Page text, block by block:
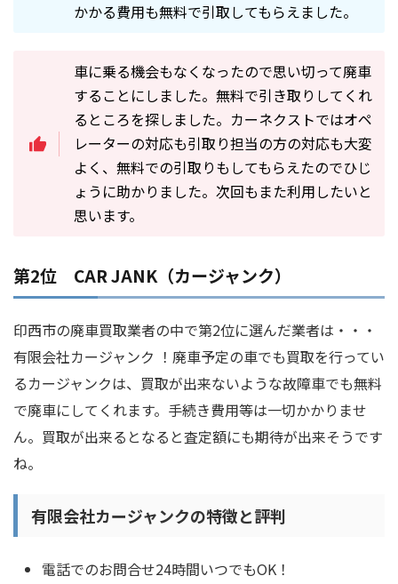
かかる費用も無料で引取してもらえました。
車に乗る機会もなくなったので思い切って廃車
することにしました。無料で引き取りしてくれ
るところを探しました。カーネクストではオペ
レーターの対応も引取り担当の方の対応も大変
よく、無料での引取りもしてもらえたのでひじ
ょうに助かりました。次回もまた利用したいと
思います。
第2位 CAR JANK（カージャンク）
印西市の廃車買取業者の中で第2位に選んだ業者は・・・
有限会社カージャンク ！廃車予定の車でも買取を行ってい
るカージャンクは、買取が出来ないような故障車でも無料
で廃車にしてくれます。手続き費用等は一切かかりませ
ん。買取が出来るとなると査定額にも期待が出来そうです
ね。
有限会社カージャンクの特徴と評判
電話でのお問合せ24時間いつでもOK！